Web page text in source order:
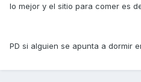
lo mejor y el sitio para comer es
PD si alguien se apunta a dormir